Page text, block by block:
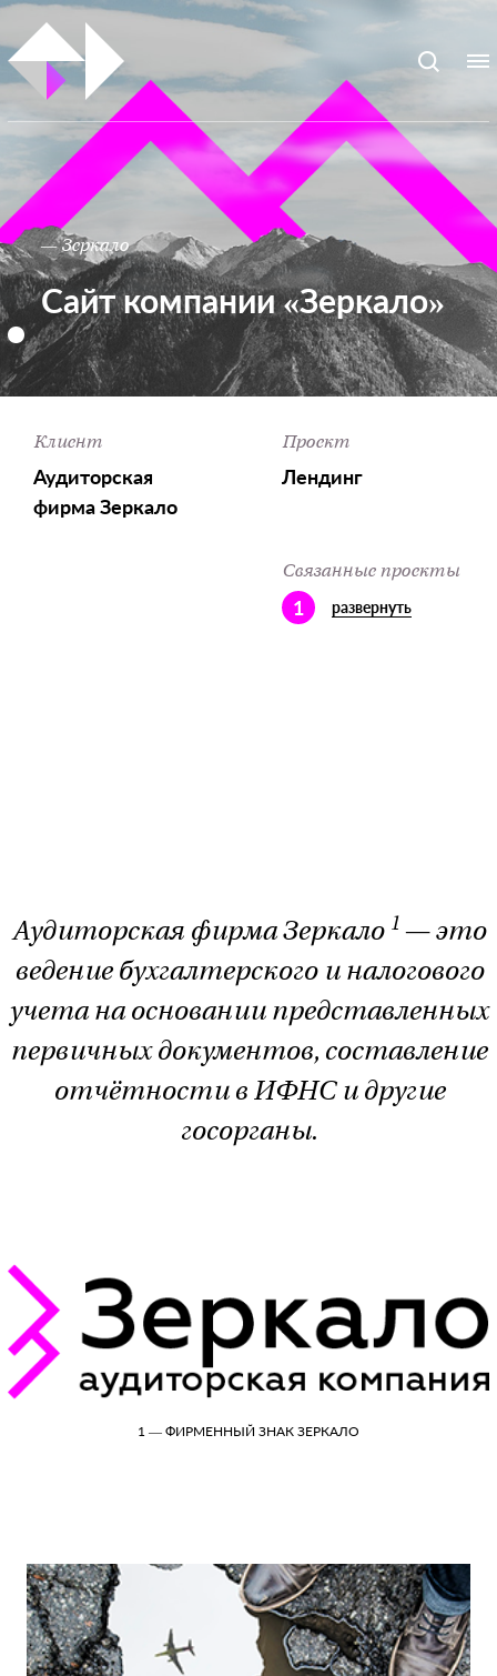
— Зеркало
Сайт компании «Зеркало»
Клиент
Аудиторская
фирма Зеркало
Проект
Лендинг
Связанные проекты
1 развернуть
Аудиторская фирма Зеркало 1 — это
ведение бухгалтерского и налогового
учета на основании представленных
первичных документов, составление
отчётности в ИФНС и другие
госорганы.
1 — ФИРМЕННЫЙ ЗНАК ЗЕРКАЛО